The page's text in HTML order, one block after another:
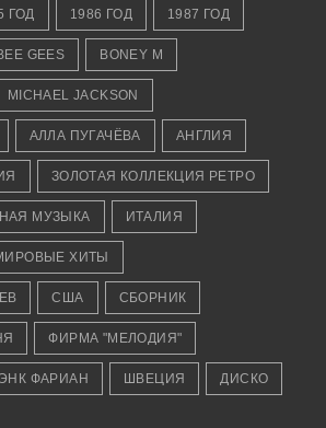
ГОД 1986 ГОД 1987 ГОД
GEES BONEY M
MICHAEL JACKSON
АЛЛА ПУГАЧЁВА АНГЛИЯ
ЗОЛОТАЯ КОЛЛЕКЦИЯ РЕТРО
МУЗЫКА ИТАЛИЯ
ХИТЫ
США СБОРНИК
ФИРМА "МЕЛОДИЯ"
ФАРИАН ШВЕЦИЯ ДИСКО